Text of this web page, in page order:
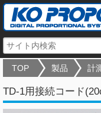
TOP 製品 計
TD-1用接続コード